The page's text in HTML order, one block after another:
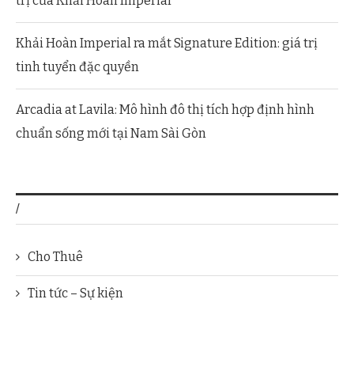
Khải Hoàn Imperial ra mắt Signature Edition: giá trị
tinh tuyển đặc quyền
Arcadia at Lavila: Mô hình đô thị tích hợp định hình
chuẩn sống mới tại Nam Sài Gòn
/
Cho Thuê
Tin tức – Sự kiện